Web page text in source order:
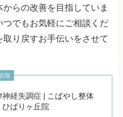
らの改善を目指していま
でもお気軽にご相談くだ
り戻すお手伝いをさせて
院
神経失調症 | こばやし整体
ひばりヶ丘院